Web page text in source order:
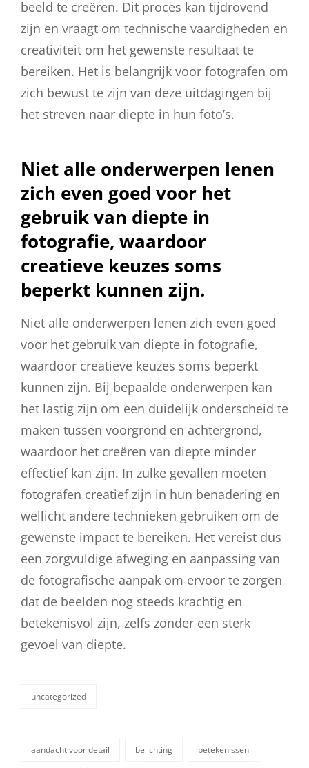
beeld te creëren. Dit proces kan tijdrovend
zijn en vraagt om technische vaardigheden en
creativiteit om het gewenste resultaat te
bereiken. Het is belangrijk voor fotografen om
zich bewust te zijn van deze uitdagingen bij
het streven naar diepte in hun foto’s.
Niet alle onderwerpen lenen
zich even goed voor het
gebruik van diepte in
fotografie, waardoor
creatieve keuzes soms
beperkt kunnen zijn.
Niet alle onderwerpen lenen zich even goed
voor het gebruik van diepte in fotografie,
waardoor creatieve keuzes soms beperkt
kunnen zijn. Bij bepaalde onderwerpen kan
het lastig zijn om een duidelijk onderscheid te
maken tussen voorgrond en achtergrond,
waardoor het creëren van diepte minder
effectief kan zijn. In zulke gevallen moeten
fotografen creatief zijn in hun benadering en
wellicht andere technieken gebruiken om de
gewenste impact te bereiken. Het vereist dus
een zorgvuldige afweging en aanpassing van
de fotografische aanpak om ervoor te zorgen
dat de beelden nog steeds krachtig en
betekenisvol zijn, zelfs zonder een sterk
gevoel van diepte.
categorieën
uncategorized
aandacht voor detail belichting betekenissen